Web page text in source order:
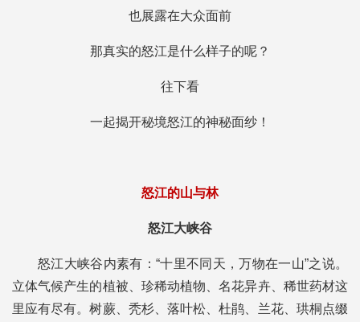
也展露在大众面前
那真实的怒江是什么样子的呢？
往下看
一起揭开秘境怒江的神秘面纱！
怒江的山与林
怒江大峡谷
怒江大峡谷内素有：“十里不同天，万物在一山”之说。
立体气候产生的植被、珍稀动植物、名花异卉、稀世药材这
里应有尽有。树蕨、秃杉、落叶松、杜鹃、兰花、珙桐点缀